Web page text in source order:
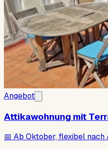
Angebot
Attikawohnung mit
📅 Ab Oktober, flexibel nach